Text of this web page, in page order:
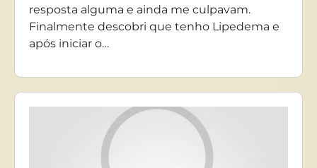
resposta alguma e ainda me culpavam.
Finalmente descobri que tenho Lipedema e
após iniciar o…